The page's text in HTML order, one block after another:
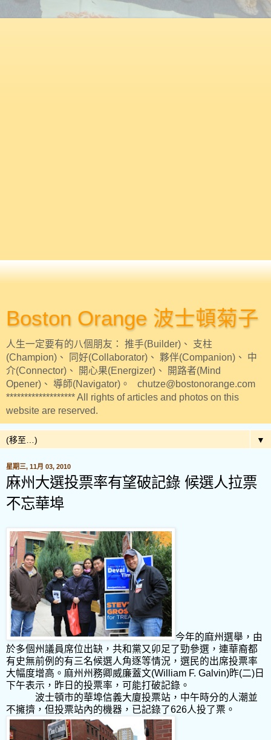
Boston Orange 波士頓菊子
人生一定要有的八個朋友： 推手(Builder)、 支柱
(Champion)、 同好(Collaborator)、 夥伴(Companion)、 中
介(Connector)、 開心果(Energizer)、 開路者(Mind
Opener)、 導師(Navigator)。 chutze@bostonorange.com
******************* All rights of articles and photos on this
website are reserved.
▼
星期三, 11月 03, 2010
麻州大選投票率有望破記錄 候選人拉票
不忘華埠
今年的麻州選舉，由
於多個州議員席位出缺，共和黨又卯足了勁參選，連華裔都
有史無前例的有三名候選人角逐等情況，選民的出席投票率
大幅度增高。麻州州務卿威廉蓋文(William F. Galvin)昨(二) 日
下午表示，昨日的投票率，可能打破記錄。
波士頓市的華埠信義大廈投票站，中午時分的人潮並
不擁擠，但投票站內的機器，已記錄了626人投了票。